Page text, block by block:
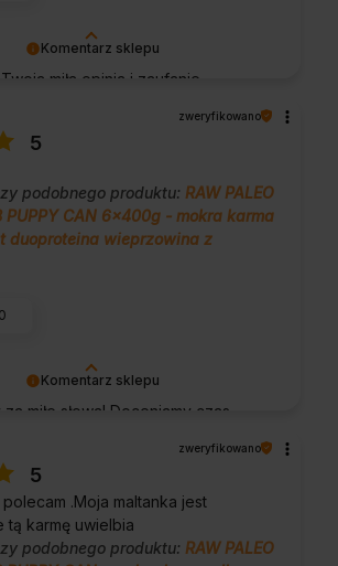
Komentarz sklepu
miła opinia i zaufanie.
Ty. Z pozdrowieniami, obsługa
Komentarz sklepu
miłe słowa! Doceniamy czas
Jesteśmy szczęśliwi, że
klientów. Z pozdrowieniami,
zweryfikowano
5
podobnego produktu: RAW PALEO
PUPPY CAN 6x400g - mokra karma
duoproteina wieprzowina z
zweryfikowano
5
.Moja maltanka jest
tą karmę uwielbia
podobnego produktu: RAW PALEO